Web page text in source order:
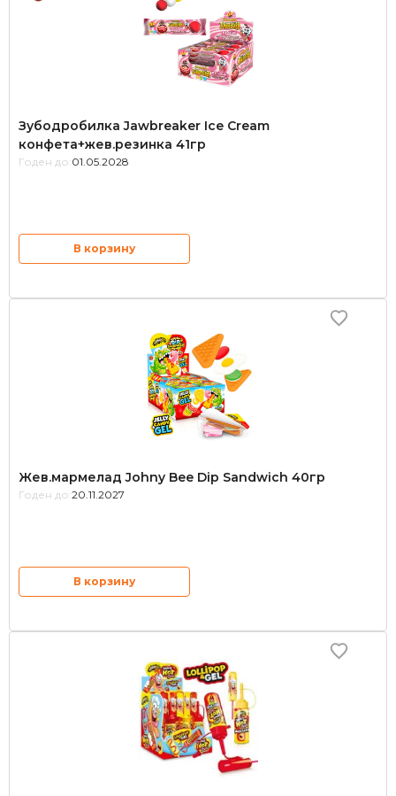
Зубодробилка Jawbreaker Ice Cream
конфета+жев.резинка 41гр
Годен до: 01.05.2028
В корзину
Жев.мармелад Johny Bee Dip Sandwich 40гр
Годен до: 20.11.2027
В корзину